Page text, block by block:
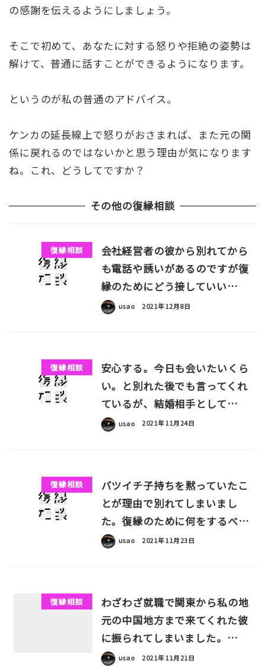
の感謝を伝えるようにしましょう。
そこで初めて、あなたに対する怒りや拒絶の姿勢は
解けて、普通に話すことができるようになります。
というのが私の普通のアドバイス。
ケンカの延長線上で怒りがおさまれば、また元の関
係に戻れるのではないかと思う理由が気になります
ね。これ、どうしてですか？
その他の復縁相談
復縁相談
会社経営者の彼から別れてから
も電話や誘いがあるのですが復
縁のためにどう接していい…
usao 2021年12月8日
復縁相談
安心する。今日も会いたいくら
い。と別れた後でも言ってくれ
ているが、結婚相手として…
usao 2021年11月24日
復縁相談
バツイチ子持ちを黙っていたこ
とが理由で別れてしまいまし
た。復縁のために何をするべ…
usao 2021年11月23日
復縁相談
わざわざ就職で関東から私の地
元の中国地方まで来てくれた彼
に振られてしまいました。…
usao 2021年11月21日